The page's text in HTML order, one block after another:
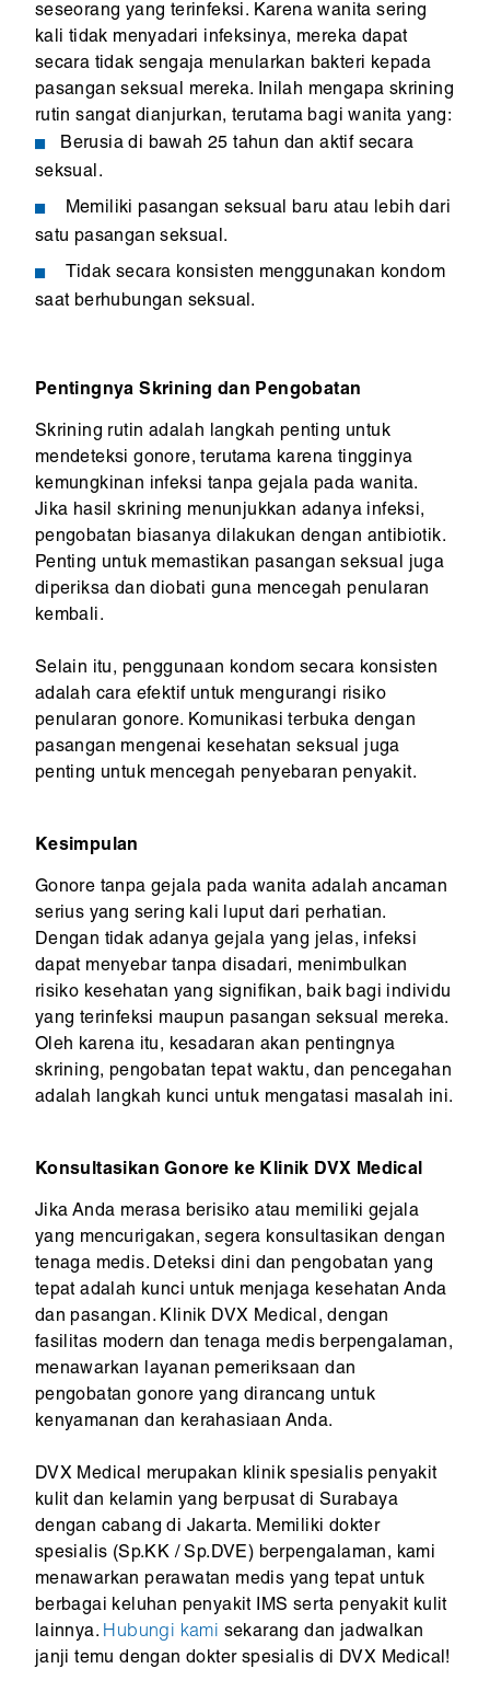
seseorang yang terinfeksi. Karena wanita sering
kali tidak menyadari infeksinya, mereka dapat
secara tidak sengaja menularkan bakteri kepada
pasangan seksual mereka. Inilah mengapa skrining
rutin sangat dianjurkan, terutama bagi wanita yang:
Berusia di bawah 25 tahun dan aktif secara
seksual.
Memiliki pasangan seksual baru atau lebih dari
satu pasangan seksual.
Tidak secara konsisten menggunakan kondom
saat berhubungan seksual.
Pentingnya Skrining dan Pengobatan
Skrining rutin adalah langkah penting untuk
mendeteksi gonore, terutama karena tingginya
kemungkinan infeksi tanpa gejala pada wanita.
Jika hasil skrining menunjukkan adanya infeksi,
pengobatan biasanya dilakukan dengan antibiotik.
Penting untuk memastikan pasangan seksual juga
diperiksa dan diobati guna mencegah penularan
kembali.
Selain itu, penggunaan kondom secara konsisten
adalah cara efektif untuk mengurangi risiko
penularan gonore. Komunikasi terbuka dengan
pasangan mengenai kesehatan seksual juga
penting untuk mencegah penyebaran penyakit.
Kesimpulan
Gonore tanpa gejala pada wanita adalah ancaman
serius yang sering kali luput dari perhatian.
Dengan tidak adanya gejala yang jelas, infeksi
dapat menyebar tanpa disadari, menimbulkan
risiko kesehatan yang signifikan, baik bagi individu
yang terinfeksi maupun pasangan seksual mereka.
Oleh karena itu, kesadaran akan pentingnya
skrining, pengobatan tepat waktu, dan pencegahan
adalah langkah kunci untuk mengatasi masalah ini.
Konsultasikan Gonore ke Klinik DVX Medical
Jika Anda merasa berisiko atau memiliki gejala
yang mencurigakan, segera konsultasikan dengan
tenaga medis. Deteksi dini dan pengobatan yang
tepat adalah kunci untuk menjaga kesehatan Anda
dan pasangan. Klinik DVX Medical, dengan
fasilitas modern dan tenaga medis berpengalaman,
menawarkan layanan pemeriksaan dan
pengobatan gonore yang dirancang untuk
kenyamanan dan kerahasiaan Anda.
DVX Medical merupakan klinik spesialis penyakit
kulit dan kelamin yang berpusat di Surabaya
dengan cabang di Jakarta. Memiliki dokter
spesialis (Sp.KK / Sp.DVE) berpengalaman, kami
menawarkan perawatan medis yang tepat untuk
berbagai keluhan penyakit IMS serta penyakit kulit
lainnya. Hubungi kami sekarang dan jadwalkan
janji temu dengan dokter spesialis di DVX Medical!